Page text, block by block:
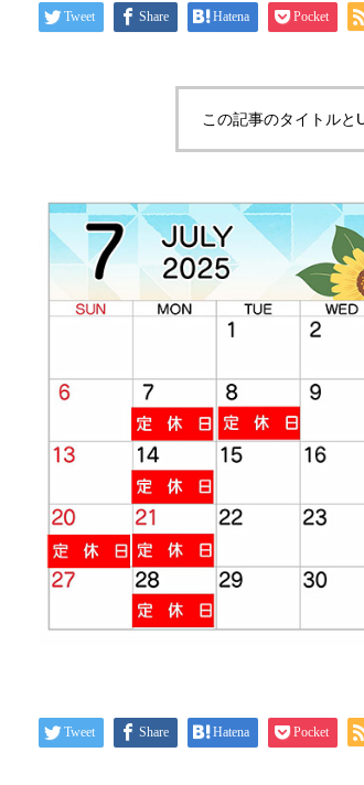
Tweet Share Hatena Pocket
この記事のタイトルと
Tweet Share Hatena Pocket